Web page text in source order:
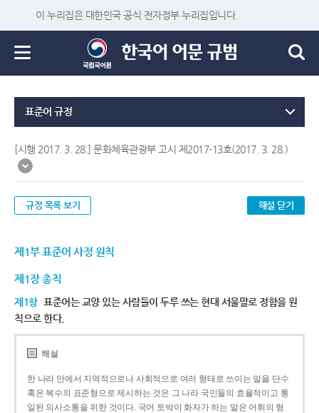
이 누리집은 대한민국 공식 전자정부 누리집입니다.
표준어 규정
[시행 2017. 3. 28.] 문화체육관광부 고시 제2017-13호(2017. 3. 28.)
규정 목록 보기 해설 닫기
제1부 표준어 사정 원칙
제1장 총칙
제1항 표준어는 교양 있는 사람들이 두루 쓰는 현대 서울말로 정함을 원
칙으로 한다.
해설
한 나라 안에서 지역적으로나 사회적으로 여러 형태로 쓰이는 말을 단수
혹은 복수의 표준형으로 제시하는 것은 그 나라 국민들의 효율적이고 통
일된 의사소통을 위한 것이다. 국어 토박이 화자가 하는 말은 어휘의 형